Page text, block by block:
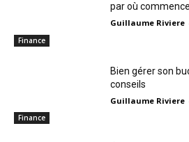
Finance
par où
Guillaume Riviere
Finance
Bien gérer son
conseils
Guillaume Riviere